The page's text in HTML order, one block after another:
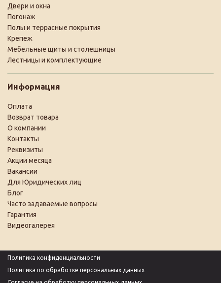
Двери и окна
Погонаж
Полы и террасные покрытия
Крепеж
Мебельные щиты и столешницы
Лестницы и комплектующие
Информация
Оплата
Возврат товара
О компании
Контакты
Реквизиты
Акции месяца
Вакансии
Для Юридических лиц
Блог
Часто задаваемые вопросы
Гарантия
Видеогалерея
Политика конфиденциальности
Политика по обработке персональных данных